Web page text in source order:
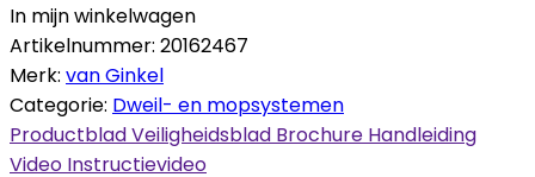
In mijn winkelwagen
Artikelnummer: 20162467
Merk: van Ginkel
Categorie: Dweil- en mopsystemen
ProductbladVeiligheidsblad Brochure Handleiding
Video Instructievideo